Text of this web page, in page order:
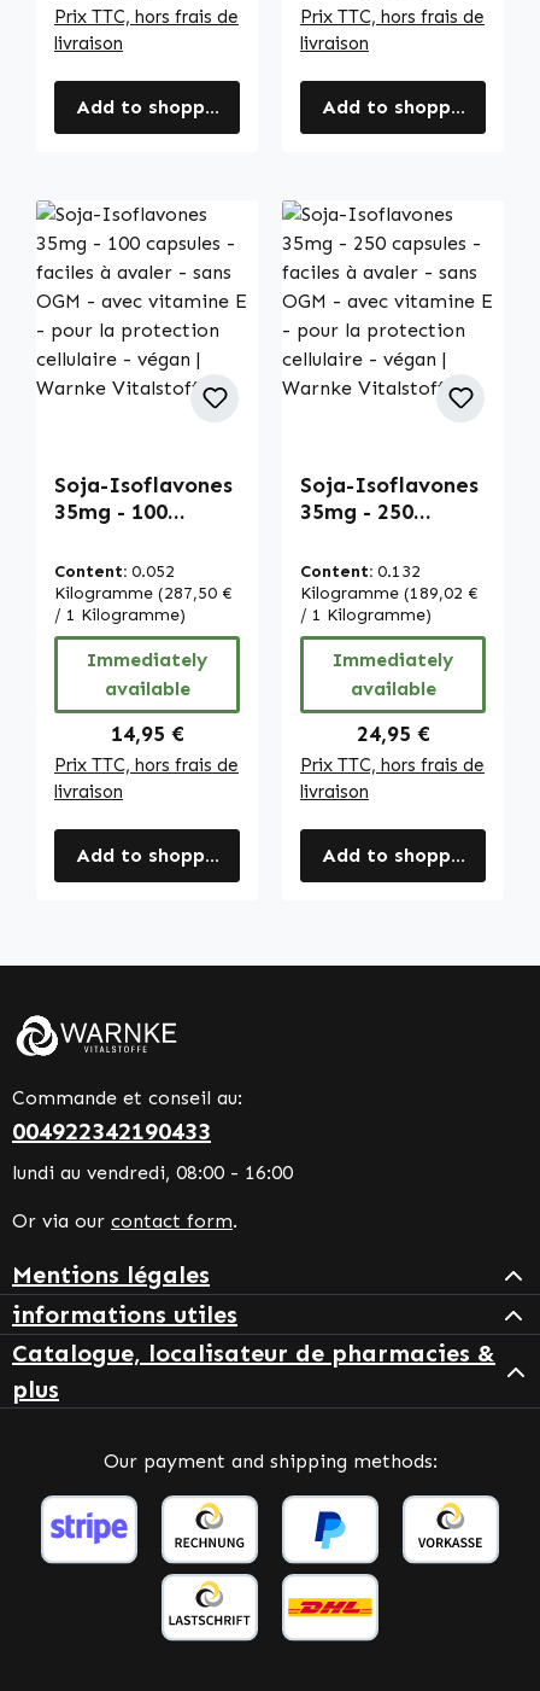
Prix TTC, hors frais de
livraison
Add to shopping cart
Vitalstoffe
Prix TTC, hors frais de
livraison
Add to shopping cart
Soja-Isoflavones
35mg - 100
à avaler - sans
OGM - avec
vitamine E - pour
la protection
cellulaire - végan
| Warnke
Vitalstoffe
Content: 0.052
Kilogramme (287,50 €
/ 1 Kilogramme)
Immediately
available
Regular price:
14,95 €
Prix TTC, hors frais de
livraison
Add to shopping cart
Soja-Isoflavones
35mg - 250
à avaler - sans
OGM - avec
vitamine E - pour
la protection
cellulaire - végan
| Warnke
Vitalstoffe
Content: 0.132
Kilogramme (189,02 €
/ 1 Kilogramme)
Immediately
available
Regular price:
24,95 €
Prix TTC, hors frais de
livraison
Add to shopping cart
Commande et conseil au:
004922342190433
lundi au vendredi, 08:00 - 16:00
Or via our contact form.
Mentions légales
informations utiles
Catalogue, localisateur de pharmacies &
plus
Our payment and shipping methods: